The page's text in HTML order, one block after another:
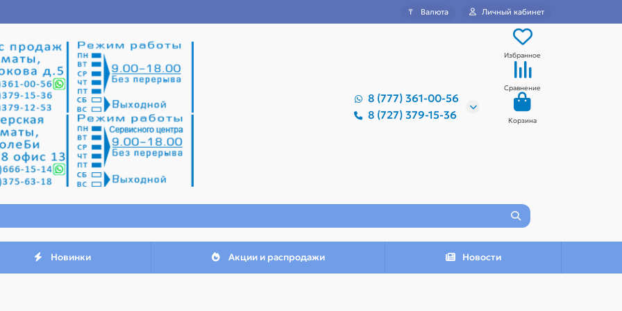
₸ Валюта Личный кабинет
8 (777) 361-00-56
8 (727) 379-15-36
Избранное
Сравнение
Корзина
Новинки Акции и распродажи Новости